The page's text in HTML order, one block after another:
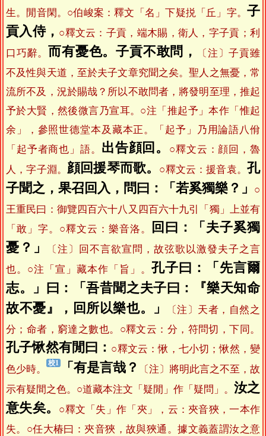
生。閒音閑。○伯峻案：釋文「名」下疑捝「丘」字。 子
貢入侍， ○釋文云：子貢，端木賜，衛人，字子貢；利
口巧辭。 而有憂色。子貢不敢問，
〔注〕子貢雖
不及性與天道，至於夫子文章究聞之矣。聖人之無憂，常
流所不及，況於賜哉？所以不敢問者，將發明至理，推起
予於大賢，然後微言乃宣耳。○注「推起予」本作「惟起
余」，參照世德堂本及藏本正。「起予」乃用論語八佾
「起予者商也」語。 出告顔回。
○釋文云：顔回，魯
人，字子淵。顔回援琴而歌。 ○釋文云：援音袁。孔
子聞之，果召回入，問曰：「若奚獨樂？」
○
王重民曰：御覽四百六十八又四百六十九引「獨」上並有
「敢」字。○釋文云：樂音洛。
回曰：「夫子奚獨
憂？」
〔注〕回不言欲宣問，故弦歌以激發夫子之言
也。○注「宣」藏本作「旨」。 孔子曰：「先言爾
志。」曰：「吾昔聞之夫子曰：『樂天知命
故不憂』，回所以樂也。」
〔注〕天者，自然之
分；命者，窮達之數也。○釋文云：分，符問切，下同。
孔子愀然有閒曰： ○釋文云：愀，七小切；愀然，變
色少時。
「有是言哉？
〔注〕將明此言之不至，故
示有疑間之色。○道藏本注文「疑閒」作「疑問」。 汝之
意失矣。
○釋文「失」作「夾」，云：夾音狹，一本作
失。○任大椿曰：夾音狹，故與狹通。據文義蓋謂汝之意